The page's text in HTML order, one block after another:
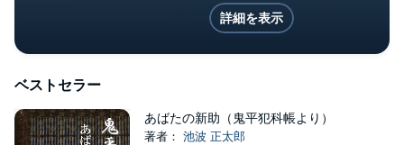
詳細を表示
ベストセラー
あばたの新助（鬼平犯科帳より）
著者： 池波 正太郎